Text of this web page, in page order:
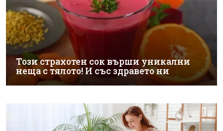
Този страхотен сок върши уникални
неща с тялото! И със здравето ни